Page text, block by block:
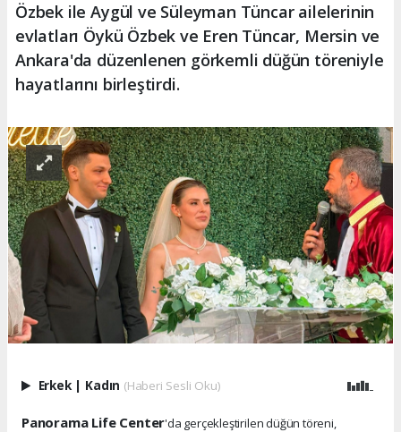
Özbek ile Aygül ve Süleyman Tüncar ailelerinin
evlatları Öykü Özbek ve Eren Tüncar, Mersin ve
Ankara'da düzenlenen görkemli düğün töreniyle
hayatlarını birleştirdi.
Erkek | Kadın (Haberi Sesli Oku)
Panorama Life Center'da gerçekleştirilen düğün töreni,